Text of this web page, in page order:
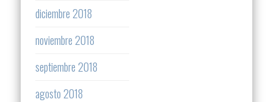
diciembre 2018
noviembre 2018
septiembre 2018
agosto 2018